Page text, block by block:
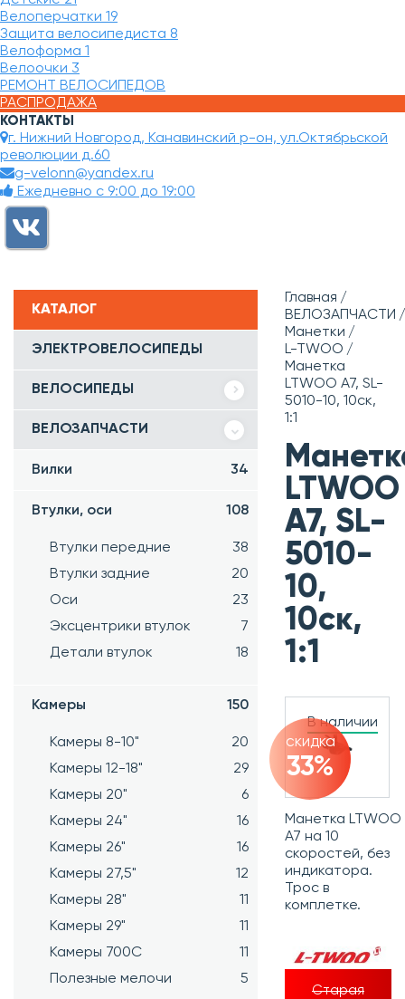
Велоперчатки 19
Защита велосипедиста 8
Велоформа 1
Велоочки 3
РЕМОНТ ВЕЛОСИПЕДОВ
РАСПРОДАЖА
КОНТАКТЫ
г. Нижний Новгород, Канавинский р-он, ул.Октябрьской
революции д.60
g-velonn@yandex.ru
Ежедневно с 9:00 до 19:00
КАТАЛОГ
ЭЛЕКТРОВЕЛОСИПЕДЫ
ВЕЛОСИПЕДЫ
ВЕЛОЗАПЧАСТИ
Вилки 34
Втулки, оси 108
Втулки передние
38
Втулки задние
20
Оси
23
Эксцентрики втулок
7
Детали втулок
18
Камеры 150
Камеры 8-10"
20
Камеры 12-18"
29
Камеры 20"
6
Камеры 24"
16
Камеры 26"
16
Камеры 27,5"
12
Камеры 28"
11
Камеры 29"
11
Камеры 700C
11
Полезные мелочи
5
Главная
ВЕЛОЗАПЧАСТИ
Манетки
L-TWOO
Манетка
LTWOO A7, SL-
5010-10, 10ск,
1:1
LTWOO
A7, SL-
5010-
10,
10ск,
1:1
В наличии
скидка
33%
Манетка LTWOO
A7 на 10
скоростей, без
индикатора.
Трос в
комплетке.
Старая